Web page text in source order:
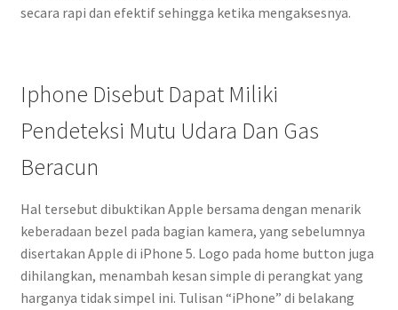
secara rapi dan efektif sehingga ketika mengaksesnya.
Iphone Disebut Dapat Miliki
Pendeteksi Mutu Udara Dan Gas
Beracun
Hal tersebut dibuktikan Apple bersama dengan menarik
keberadaan bezel pada bagian kamera, yang sebelumnya
disertakan Apple di iPhone 5. Logo pada home button juga
dihilangkan, menambah kesan simple di perangkat yang
harganya tidak simpel ini. Tulisan “iPhone” di belakang